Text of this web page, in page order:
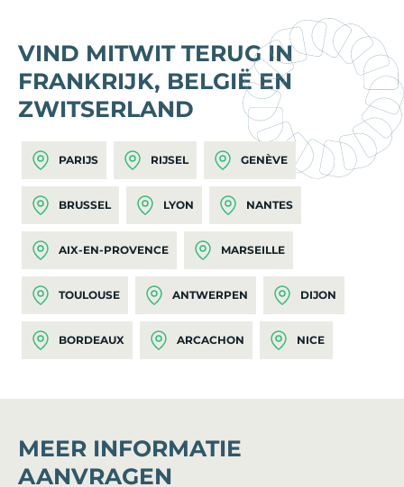
VIND MITWIT TERUG IN
FRANKRIJK, BELGIË EN
ZWITSERLAND
PARIJS RIJSEL GENÈVE
BRUSSEL LYON NANTES
AIX-EN-PROVENCE MARSEILLE
TOULOUSE ANTWERPEN DIJON
BORDEAUX ARCACHON NICE
MEER INFORMATIE
AANVRAGEN